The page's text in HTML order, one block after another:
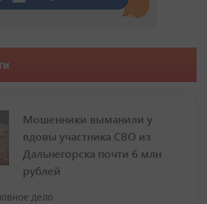
Мошенники выманили у
вдовы участника СВО из
Дальнегорска почти 6 млн
рублей
дело